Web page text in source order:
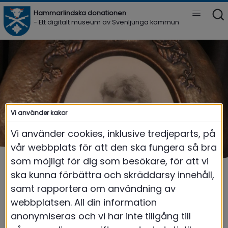
Hammarlindska donationen
- Ett digitalt museum av Svenljunga kommun
Meny
Museum Hammarlind |Om Agnes Höglund
Vi använder kakor
Vi använder cookies, inklusive tredjeparts, på
vår webbplats för att den ska fungera så bra
som möjligt för dig som besökare, för att vi
ska kunna förbättra och skräddarsy innehåll,
samt rapportera om användning av
webbplatsen. All din information
anonymiseras och vi har inte tillgång till